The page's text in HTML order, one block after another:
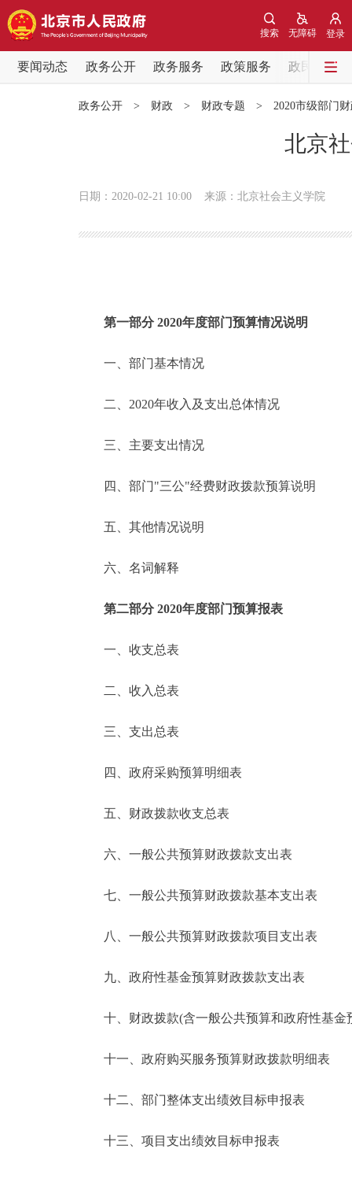
登录
无障碍
搜索
要闻动态 政务公开 政务服务 政策服务
政民互动
便民服务
中介服务
政民互动
12345网上接诉即办
参与调查
走进北京
北京概况
绿色北京
ENGLISH
政务公开 > 财政 > 财政专题 > 2020市级部门
北京
日期：2020-02-21 10:00 来源：北京社会主义学院
第一部分 2020年度部门预算情况说明
一、部门基本情况
二、2020年收入及支出总体情况
三、主要支出情况
四、部门"三公"经费财政拨款预算说明
五、其他情况说明
六、名词解释
第二部分 2020年度部门预算报表
一、收支总表
二、收入总表
三、支出总表
四、政府采购预算明细表
五、财政拨款收支总表
六、一般公共预算财政拨款支出表
七、一般公共预算财政拨款基本支出表
八、一般公共预算财政拨款项目支出表
九、政府性基金预算财政拨款支出表
十、财政拨款(含一般公共预算和政府性基金
十一、政府购买服务预算财政拨款明细表
十二、部门整体支出绩效目标申报表
十三、项目支出绩效目标申报表